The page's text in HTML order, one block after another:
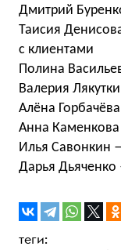
Дмитрий
Таисия
с клиентами
Полина
Валерия
Алёна
Анна
Илья Савонкин
Дарья Дьяченко